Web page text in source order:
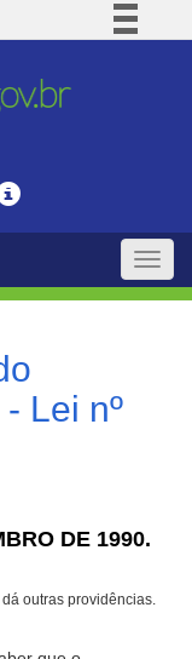
BR
Toggle
Lei nº
DE 1990.
outras providências.